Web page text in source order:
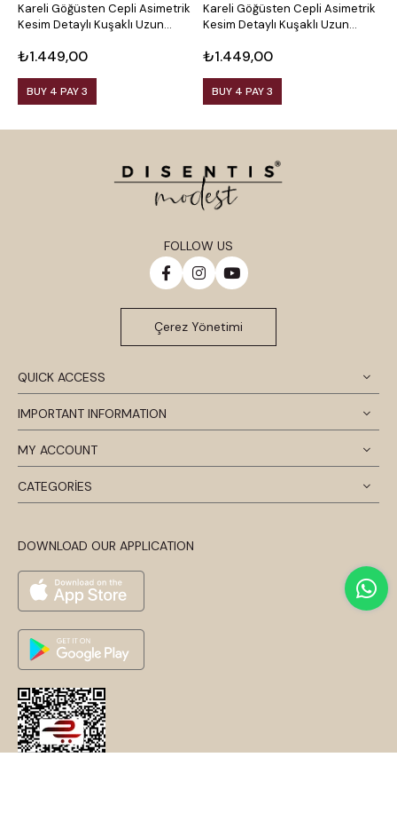
Kareli Göğüsten Cepli Asimetrik
Kesim Detaylı Kuşaklı Uzun
₺1.449,00
BUY 4 PAY 3
Kareli Göğüsten Cepli Asimetrik
Kesim Detaylı Kuşaklı Uzun
₺1.449,00
BUY 4 PAY 3
QUICK ACCESS
IMPORTANT INFORMATION
MY ACCOUNT
CATEGORİES
DOWNLOAD OUR APPLICATION
FOLLOW US
Çerez Yönetimi